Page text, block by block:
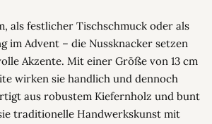
als festlicher Tischschmuck oder als
im Advent – die Nussknacker setzen
Akzente. Mit einer Größe von 13 cm
wirken sie handlich und dennoch
aus robustem Kiefernholz und bunt
traditionelle Handwerkskunst mit